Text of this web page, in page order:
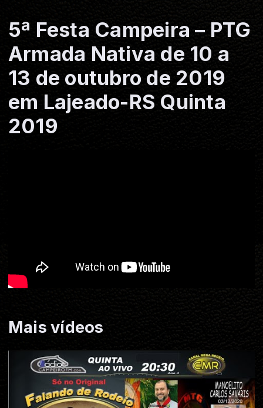
5ª Festa Campeira – PTG
Armada Nativa de 10 a
13 de outubro de 2019
em Lajeado-RS Quinta
2019
Mais vídeos